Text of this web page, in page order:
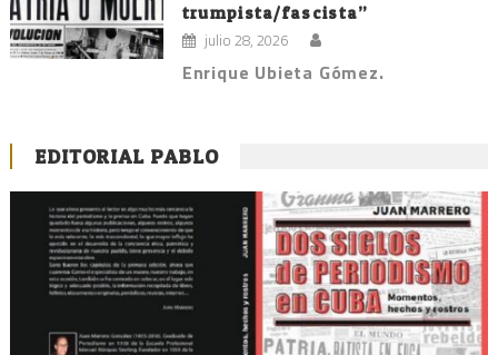
trumpista/fascista”
julio 28, 2026
Enrique Ubieta Gómez.
EDITORIAL PABLO